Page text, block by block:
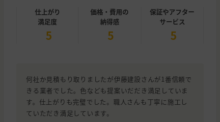
仕上がり
満足度
5
価格・費用の
納得感
5
保証やアフター
サービス
5
何社か見積もり取りましたが伊藤建設さんが1番信頼で
きる業者でした。色なども提案いだだき満足していま
す。仕上がりも完璧でした。職人さんも丁寧に施工し
ていただき満足しています。